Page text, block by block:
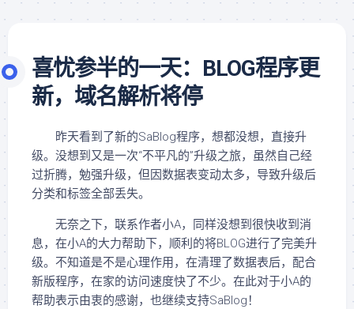
喜忧参半的一天：BLOG程序更
新，域名解析将停
昨天看到了新的SaBlog程序，想都没想，直接升
级。没想到又是一次“不平凡的”升级之旅，虽然自己经
过折腾，勉强升级，但因数据表变动太多，导致升级后
分类和标签全部丢失。
无奈之下，联系作者小A，同样没想到很快收到消
息，在小A的大力帮助下，顺利的将BLOG进行了完美升
级。不知道是不是心理作用，在清理了数据表后，配合
新版程序，在家的访问速度快了不少。在此对于小A的
帮助表示由衷的感谢，也继续支持SaBlog！